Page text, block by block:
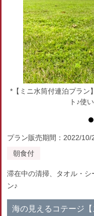
*【ミニ水筒付連泊プラン
ト♪使
プラン販売期間：2022/10/
朝食付
滞在中の清掃、タオル・
ン♪
海の見えるコテージ